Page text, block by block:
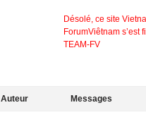
Désolé, ce site
ForumViêtnam s’est
TEAM-FV
Auteur Messages